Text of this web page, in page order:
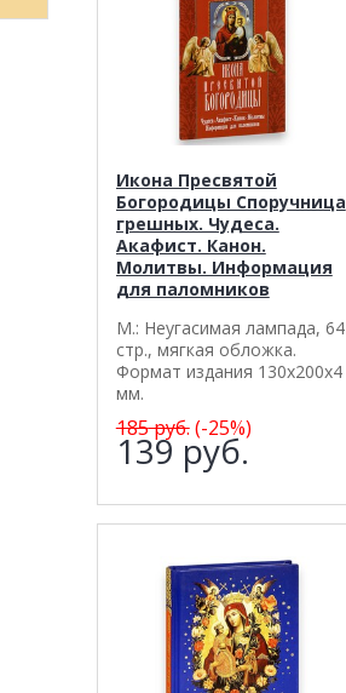
Икона Пресвятой
Богородицы Споручница
грешных. Чудеса.
Акафист. Канон.
Молитвы. Информация
для паломников
М.: Неугасимая лампада, 64
стр., мягкая обложка.
Формат издания 130х200х4
мм.
185руб.(-25%)
139руб.